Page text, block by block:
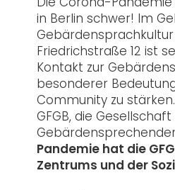
in Berlin schwer! Im
Friedrichstraße 12 ist
Kontakt zur
besonderer
Community zu
GFGB, die
Pandemie hat die
Zentrums und der